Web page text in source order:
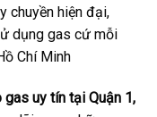
chuyền hiện đại,
dụng gas cứ mỗi
Chí Minh
gas uy tín tại Quận 1,